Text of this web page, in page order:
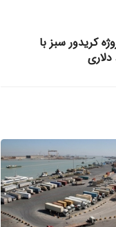
کریدور سبز با